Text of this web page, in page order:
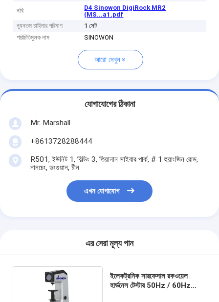
নথি
D4 Sinowon DigiRock MR2
(MS...a1.pdf
ন্যূনতম চাহিদার পরিমাণ
1 সেট
পরিচিতিমুলক নাম
SINOWON
আরো দেখুন
যোগাযোগের ঠিকানা
Mr. Marshall
+8613728288444
R501, ইউনিট 1, বিল্ডিং 3, তিয়ানান সাইবার পার্ক, # 1 হুয়াংজিন রোড,
নানচেং, ডংগুয়ান, চীন
এখন যোগাযোগ
এর সেরা মূল্য পান
ইলেকট্রনিক সারফেসাল রকওয়েল
হার্ডনেস টেস্টার 50Hz / 60Hz